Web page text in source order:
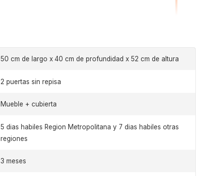
50 cm de largo x 40 cm de profundidad x 52 cm de altura
2 puertas sin repisa
Mueble + cubierta
5 dias habiles Region Metropolitana y 7 dias habiles otras
regiones
3 meses